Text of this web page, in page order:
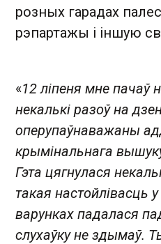
розных гарадах
рэпартажы і іншую
«12 ліпеня мне пачаў
некалькі разоў на
оперупаўнаважаны
крымінальнага
Гэта цягнулася
такая настойлівасць
варунках падалася
слухаўку не здымаў.